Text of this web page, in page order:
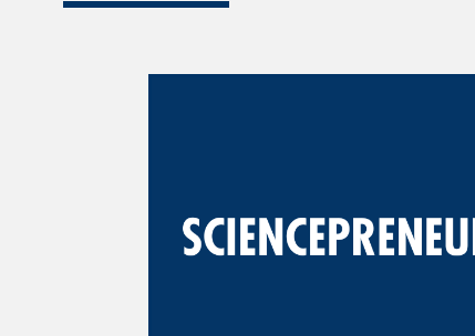
basadas en ciencias básicas y
aplicadas en LATAM.